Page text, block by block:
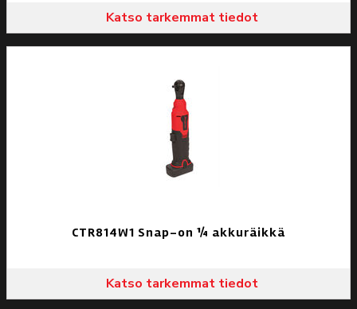
Katso tarkemmat tiedot
CTR814W1 Snap-on ¼ akkuräikkä
Katso tarkemmat tiedot